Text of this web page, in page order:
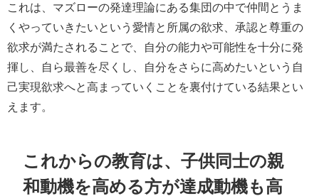
これは、マズローの発達理論にある集団の中で仲間とうま
くやっていきたいという愛情と所属の欲求、承認と尊重の
欲求が満たされることで、自分の能力や可能性を十分に発
揮し、自ら最善を尽くし、自分をさらに高めたいという自
己実現欲求へと高まっていくことを裏付けている結果とい
えます。
これからの教育は、子供同士の親
和動機を高める方が達成動機も高